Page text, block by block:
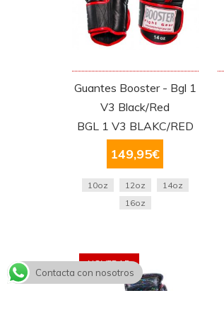
Guantes Booster - Bgl 1
V3 Black/Red
BGL 1 V3 BLAKC/RED
149,95€
10oz 12oz
14oz
16oz
NOVEDAD
Contacta con nosotros